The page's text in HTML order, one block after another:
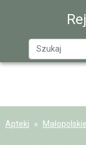
Apteki Małopolskie